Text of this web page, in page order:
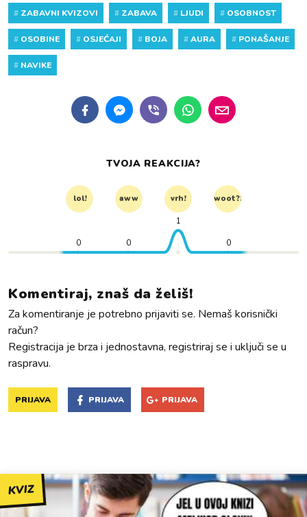
# ZABAVNI KVIZOVI # ZABAVA # LJUDI # OSOBNOST
# OSOBINE # OSJEĆAJI # BOJA #AURA # PONAŠANJE
# NAVIKE
TVOJA REAKCIJA?
lol! aww vrh! woot?!
0 0
1
0
Komentiraj, znaš da želiš!
Za komentiranje je potrebno prijaviti se. Nemaš korisnički
račun?
Registracija je brza i jednostavna, registriraj se i uključi se u
raspravu.
PRIJAVA PRIJAVA PRIJAVA
KVIZ